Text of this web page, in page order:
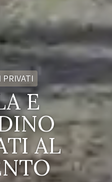
PRIVATI
E
AL